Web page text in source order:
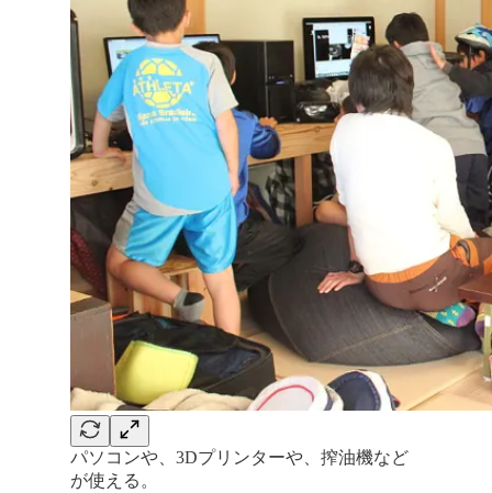
パソコンや、3Dプリンターや、搾油機など
が使える。